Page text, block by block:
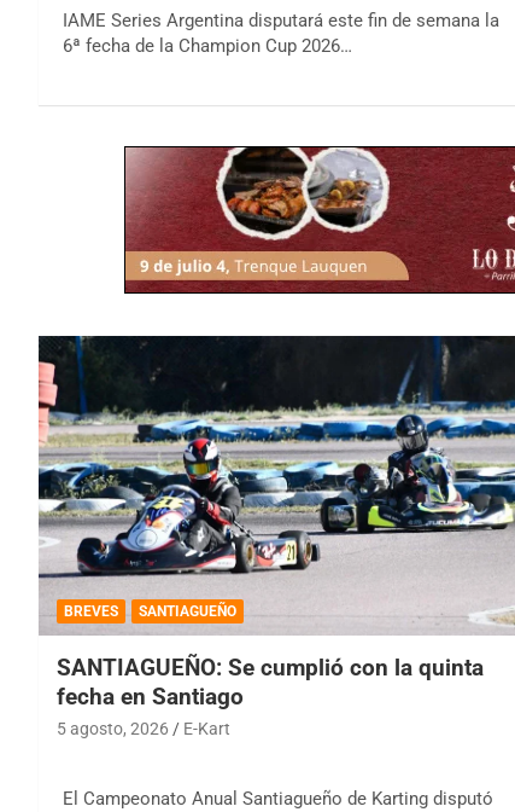
IAME Series Argentina disputará este fin de semana la
6ª fecha de la Champion Cup 2026…
BREVES SANTIAGUEÑO
SANTIAGUEÑO: Se cumplió con la quinta
fecha en Santiago
5 agosto, 2026 E-Kart
El Campeonato Anual Santiagueño de Karting disputó